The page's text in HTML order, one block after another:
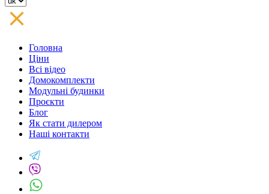
Головна
Ціни
Всі відео
Домокомплекти
Модульні будинки
Проєкти
Блог
Як стати дилером
Наші контакти